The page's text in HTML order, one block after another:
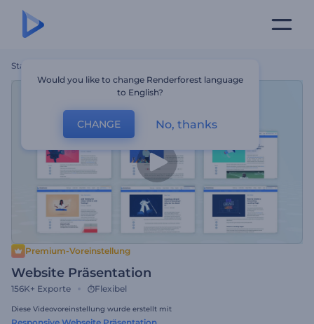
Startseite
Premium-Voreinstellung
Website Präsentation
156K+ Exporte Flexibel
Diese Videovoreinstellung wurde erstellt mit
Would you like to change Renderforest language
to English?
CHANGE No, thanks